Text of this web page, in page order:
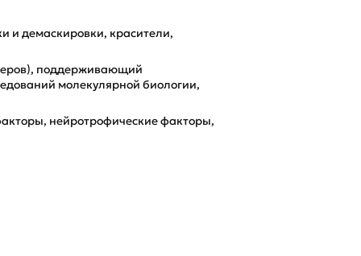
и демаскировки, красители,
поддерживающий
молекулярной биологии,
нейротрофические факторы,